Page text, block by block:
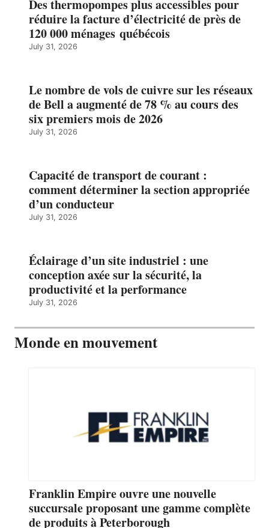
Des thermopompes plus accessibles pour
réduire la facture d’électricité de près de
120 000 ménages québécois
July 31, 2026
Le nombre de vols de cuivre sur les réseaux
de Bell a augmenté de 78 % au cours des
six premiers mois de 2026
July 31, 2026
Capacité de transport de courant :
comment déterminer la section appropriée
d’un conducteur
July 31, 2026
Éclairage d’un site industriel : une
conception axée sur la sécurité, la
productivité et la performance
July 31, 2026
Monde en mouvement
Franklin Empire ouvre une nouvelle
succursale proposant une gamme complète
de produits à Peterborough